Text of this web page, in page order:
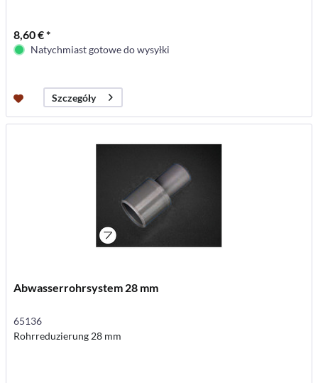
8,60 € *
Natychmiast gotowe do wysyłki
Szczegóły
Abwasserrohrsystem 28 mm
65136
Rohrreduzierung 28 mm